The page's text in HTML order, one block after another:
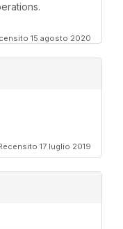
15 agosto 2020
17 luglio 2019